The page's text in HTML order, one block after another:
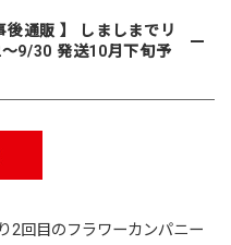
後通販 】 しましまでリ
9/30 発送10月下旬予
2回目のフラワーカンパニー